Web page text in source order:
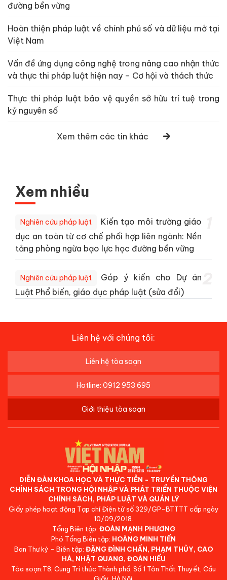
đường bền vững
Hoàn thiện pháp luật về chính phủ số và dữ liệu mở tại
Việt Nam
Vấn đề ứng dụng công nghệ trong nâng cao nhận thức
và thực thi pháp luật hiện nay – Cơ hội và thách thức
Thực thi pháp luật bảo vệ quyền sở hữu trí tuệ trong
kỷ nguyên số
Xem thêm các tin khác
Xem nhiều
Nghiên cứu pháp luật
Kiến tạo môi trường giáo
dục an toàn từ cơ chế phối hợp liên ngành: Nền
tảng phòng ngừa bạo lực học đường bền vững
Nghiên cứu pháp luật
Góp ý kiến cho Dự án
Luật Phổ biến, giáo dục pháp luật (sửa đổi)
Liên hệ với chúng tôi:
Liên hệ tòa soạn
Hotline: 0912 953 695
Giới thiệu tòa soạn
DIỄN ĐÀN KHOA HỌC VÀ THỰC TIỄN - TRUYỀN THÔNG
CHÍNH SÁCH TRONG HỘI NHẬP VÀ PHÁT TRIỂN THUỘC VIỆN
CHÍNH SÁCH, PHÁP LUẬT VÀ QUẢN LÝ
Giấy phép hoạt động Tạp chí Điện tử số 329/GP-BTTTT cấp ngày
10/09/2018.
Tổng Biên tập: ĐOÀN MẠNH PHƯƠNG
Phó Tổng Biên tập: HOÀNG MINH TIẾN
Ban Thư ký - Biên tập: ĐẶNG ĐÌNH CHẤN, PHẠM THỦY, CAO
HÀ, NHẬT QUANG, ĐOÀN HIẾU
Tòa soạn:T8, Cung Trí thức Thành phố, Số 1 Tôn Thất Thuyết, Cầu